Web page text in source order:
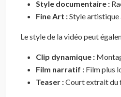
Style documentaire :
Fine Art :Style artistique
Le style de la vidéo peut
Clip dynamique :
Film narratif : Film plus
Teaser :Court extrait du